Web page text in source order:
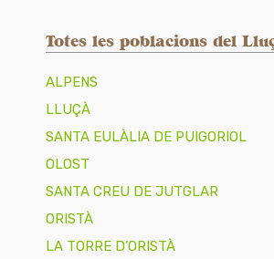
Totes les poblacions del
ALPENS
LLUÇÀ
SANTA EULÀLIA DE PUIGORIOL
OLOST
SANTA CREU DE JUTGLAR
ORISTÀ
LA TORRE D’ORISTÀ